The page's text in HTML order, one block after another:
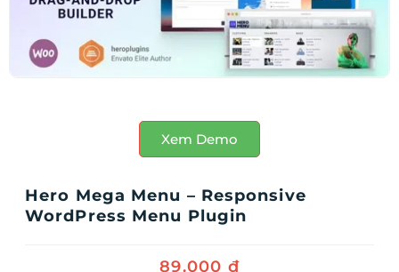
Xem Demo
Hero Mega Menu – Responsive
WordPress Menu Plugin
89.000 ₫